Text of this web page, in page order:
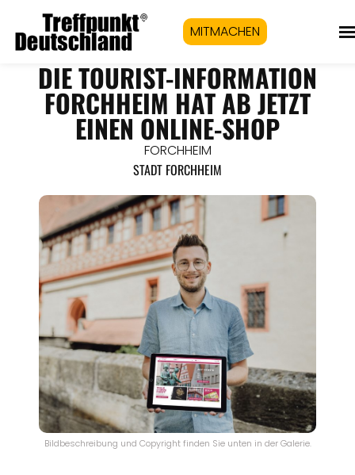
MITMACHEN
DIE TOURIST-INFORMATION
FORCHHEIM HAT AB JETZT
EINEN ONLINE-SHOP
FORCHHEIM
STADT FORCHHEIM
Bildbeschreibung und Copyright finden Sie unten in der Galerie.